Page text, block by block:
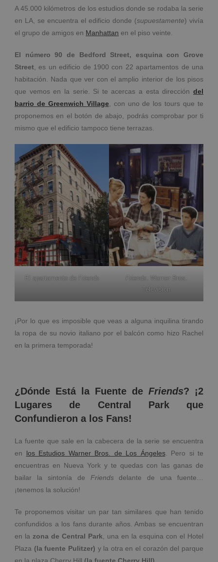
A 45.000 kilómetros de los estudios donde se rodaba la serie
en LA, se encuentra el edificio donde (supuestamente) vivía
el grupo de amigos en Manhattan en el piso veinte.
El número 90 de Bedford Street, esquina con Grove
Street , es un edificio de 1900 con 22 apartamentos de una
habitación. Nada que ver con el amplio interior de los pisos
que vemos en la serie. Si te acercas a esta dirección del
barrio de Greenwich Village, con uno de los tours que te
proponemos en el botón de abajo, podrás comprobar por ti
mismo que el edificio tampoco tiene terrazas.
El apartamento de Friends Friends . Warner Bros.
Television
¡Por lo que es imposible que veas a alguna inquilina tirando
la ropa de su novio italiano por el balcón como hizo Rachel
en la primera temporada!
¿Dónde Está la Fuente de Friends? ¡2
Lugares de Central Park que
Confundieron a los Fans!
La fuente que sale en la cabecera de la serie se encuentra
en los Estudios Warner Bros. de Los Ángeles. Pero si te
encuentras en Nueva York y te quedas con las ganas de
bailar la sintonía de Friendsdelante de una fuente…
¡tenemos la solución!
Te proponemos visitar un par tan similares que han tenido
confundidos a los fans durante años. Ambas se encuentran
en la zona de Central Park , una en la esquina con el Hotel
Plaza (la fuente Pulitzer) y la otra en el corazón del parque
en la plaza Cherry Hill (la fuente Cherry Hill).